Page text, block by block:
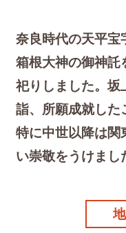
奈良時代の天平
箱根大神の御神託
祀りしました。坂
詣、所願成就した
特に中世以降は関
い崇敬をうけまし